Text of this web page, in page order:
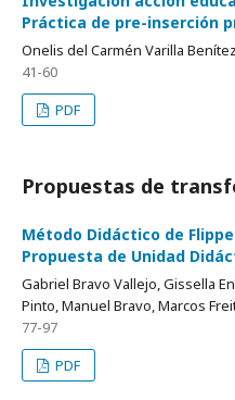
Práctica de pre-inserción
Onelis del Carmén Varilla Benítez
41-60
PDF
Propuestas de
Método Didáctico de
Propuesta de Unidad
Gabriel Bravo Vallejo, Gissella
Pinto, Manuel Bravo, Marcos
77-97
PDF